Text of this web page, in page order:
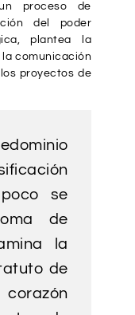
proceso de
del poder
plantea la
comunicación
proyectos de
se
de
la
de